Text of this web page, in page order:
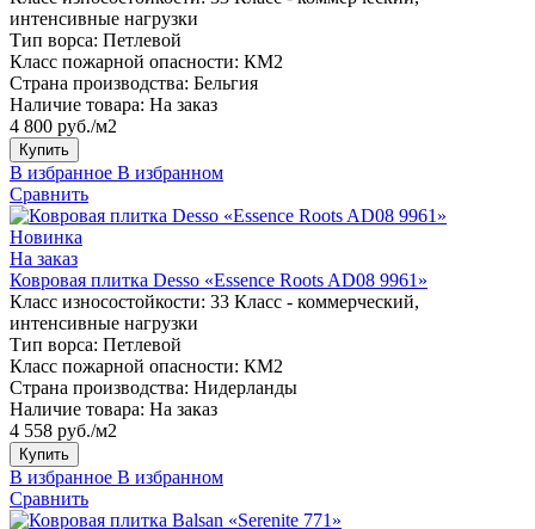
интенсивные нагрузки
Тип ворса: Петлевой
Класс пожарной опасности: КМ2
Страна производства: Бельгия
Наличие товара: На заказ
4 800 руб./м2
Купить
В избранное В избранном
Сравнить
Новинка
На заказ
Ковровая плитка Desso «Essence Roots AD08 9961»
Класс износостойкости: 33 Класс - коммерческий,
интенсивные нагрузки
Тип ворса: Петлевой
Класс пожарной опасности: КМ2
Страна производства: Нидерланды
Наличие товара: На заказ
4 558 руб./м2
Купить
В избранное В избранном
Сравнить